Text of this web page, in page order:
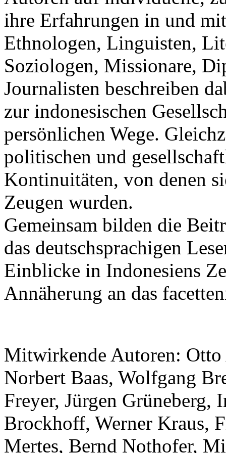
ihre Erfahrungen in und
Ethnologen, Linguisten,
Soziologen, Missionare,
Journalisten beschreiben
zur indonesischen
persönlichen Wege.
politischen und
Kontinuitäten, von denen
Zeugen wurden.
Gemeinsam bilden die
das deutschsprachigen
Einblicke in Indonesiens
Annäherung an das
Mitwirkende Autoren:
Norbert Baas, Wolfgang
Freyer, Jürgen Grüneberg,
Brockhoff, Werner Kraus,
Mertes, Bernd Nothofer,